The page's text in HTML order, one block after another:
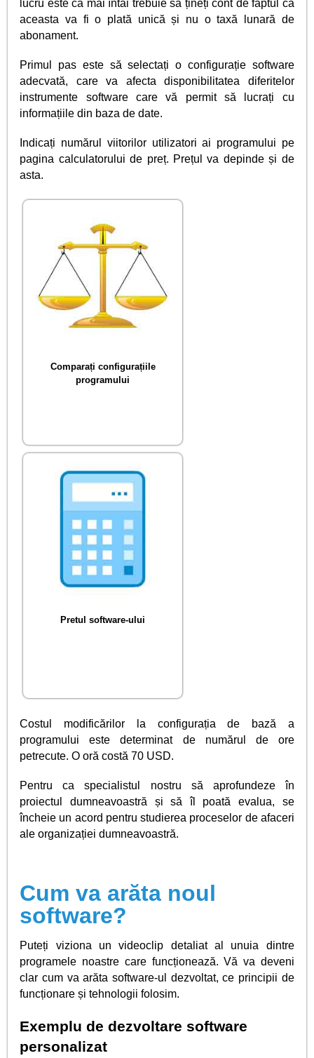
lucru este că mai întâi trebuie să țineți cont de faptul că
aceasta va fi o plată unică și nu o taxă lunară de
abonament.
Primul pas este să selectați o configurație software
adecvată, care va afecta disponibilitatea diferitelor
instrumente software care vă permit să lucrați cu
informațiile din baza de date.
Indicați numărul viitorilor utilizatori ai programului pe
pagina calculatorului de preț. Prețul va depinde și de
asta.
Comparați configurațiile
programului
Pretul software-ului
Costul modificărilor la configurația de bază a
programului este determinat de numărul de ore
petrecute. O oră costă 70 USD.
Pentru ca specialistul nostru să aprofundeze în
proiectul dumneavoastră și să îl poată evalua, se
încheie un acord pentru studierea proceselor de afaceri
ale organizației dumneavoastră.
Cum va arăta noul
software?
Puteți viziona un videoclip detaliat al unuia dintre
programele noastre care funcționează. Vă va deveni
clar cum va arăta software-ul dezvoltat, ce principii de
funcționare și tehnologii folosim.
Exemplu de dezvoltare software
personalizat